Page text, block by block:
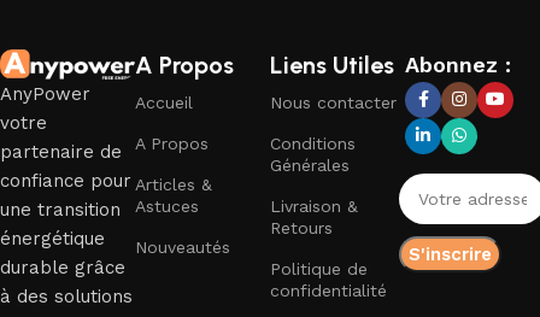
AnyPower
votre
partenaire de
confiance pour
une transition
énergétique
durable grâce
à des solutions
A Propos
Accueil
A Propos
Articles &
Astuces
Nouveautés
Liens Utiles
Nous contacter
Conditions
Générales
Livraison &
Retours
Politique de
confidentialité
Abonnez :